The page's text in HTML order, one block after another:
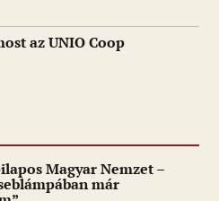
az UNIO Coop
Magyar Nemzet –
már